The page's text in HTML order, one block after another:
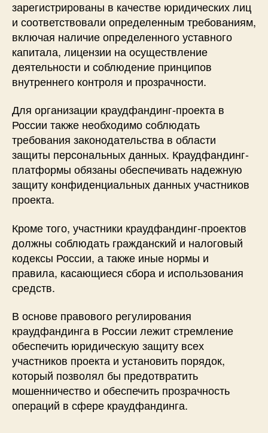
зарегистрированы в качестве юридических лиц
и соответствовали определенным требованиям,
включая наличие определенного уставного
капитала, лицензии на осуществление
деятельности и соблюдение принципов
внутреннего контроля и прозрачности.
Для организации краудфандинг-проекта в
России также необходимо соблюдать
требования законодательства в области
защиты персональных данных. Краудфандинг-
платформы обязаны обеспечивать надежную
защиту конфиденциальных данных участников
проекта.
Кроме того, участники краудфандинг-проектов
должны соблюдать гражданский и налоговый
кодексы России, а также иные нормы и
правила, касающиеся сбора и использования
средств.
В основе правового регулирования
краудфандинга в России лежит стремление
обеспечить юридическую защиту всех
участников проекта и установить порядок,
который позволял бы предотвратить
мошенничество и обеспечить прозрачность
операций в сфере краудфандинга.